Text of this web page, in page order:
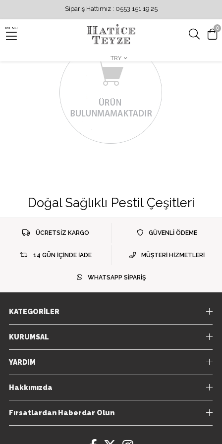
Sipariş Hattımız : 0553 151 19 25
MENU
TRY
0
Doğal Sağlıklı Pestil Çeşitleri
ÜCRETSİZ KARGO GÜVENLİ ÖDEME
14 GÜN İÇİNDE İADE MÜŞTERİ HİZMETLERİ
WHATSAPP SİPARİŞ
KATEGORİLER
KURUMSAL
YARDIM
Hakkımızda
Fırsatlardan Haberdar Olun